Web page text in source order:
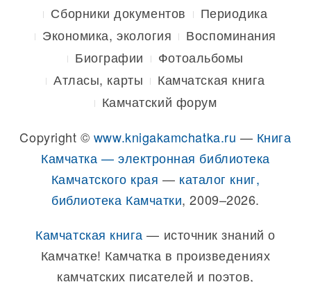
Сборники документов
Периодика
Экономика, экология
Воспоминания
Биографии
Фотоальбомы
Атласы, карты
Камчатская книга
Камчатский форум
Copyright © www.knigakamchatka.ru — Книга
Камчатка — электронная библиотека
Камчатского края — каталог книг,
библиотека Камчатки, 2009–2026.
Камчатская книга — источник знаний о
Камчатке! Камчатка в произведениях
камчатских писателей и поэтов,